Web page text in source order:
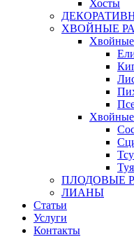
Хосты
ХВОЙНЫЕ
ПЛОДОВЫЕ
ЛИАНЫ
Статьи
Услуги
Контакты